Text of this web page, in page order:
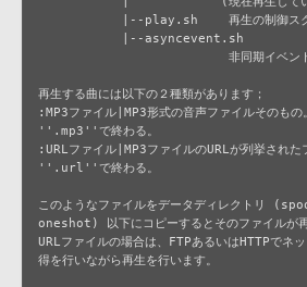
                         非同期イベント処理スクリプト
再生する曲には以下の２種類があります；
:MP3ファイル|MP3形式の音声ファイルそのもの
''.mp3''で終わる。
:URLファイル|MP3ファイルのURLが列挙された
''.url''で終わる。
このようなファイルをデータディレクトリ
oneshot) 以下にコピーするとそのファイルが再
URLファイルの場合は、FTPあるいはHTTPでネ
得を行いながら再生を行います。